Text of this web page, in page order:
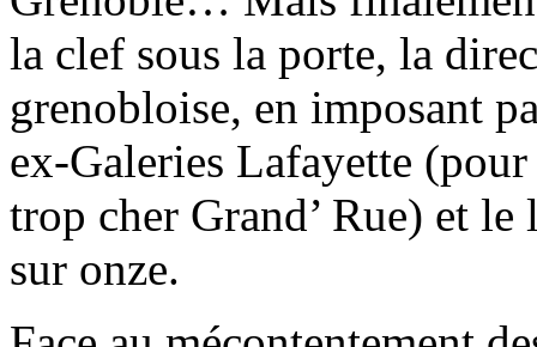
la clef sous la porte, la
grenobloise, en imposant
ex-Galeries Lafayette
trop cher Grand’ Rue) et
sur onze.